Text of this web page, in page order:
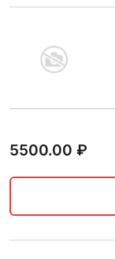
5500.00 ₽